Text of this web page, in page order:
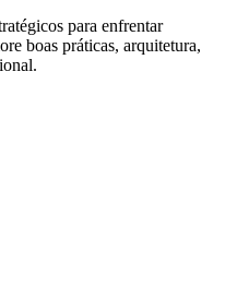
para enfrentar
boas práticas, arquitetura,